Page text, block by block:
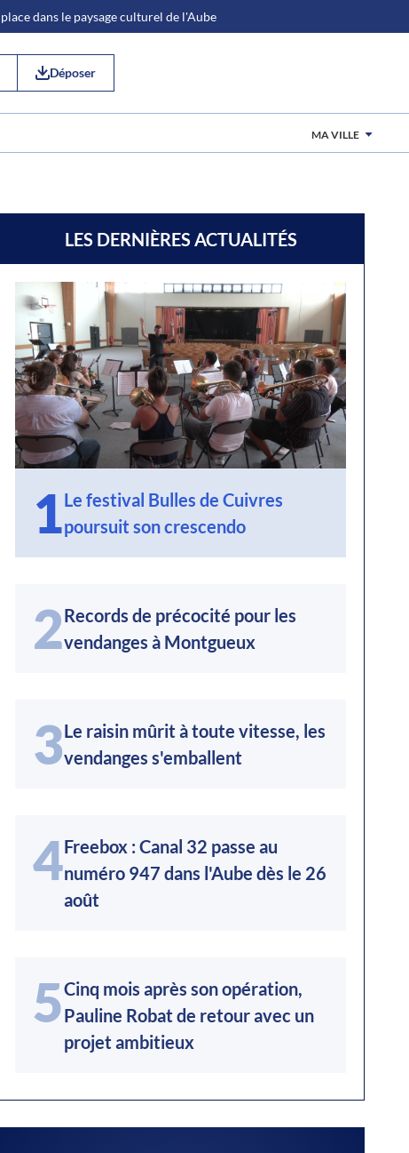
dans le paysage culturel de l'Aube
Déposer
MA VILLE
LES DERNIÈRES ACTUALITÉS
1Le festival Bulles de Cuivres
poursuit son crescendo
2Records de précocité pour les
vendanges à Montgueux
3Le raisin mûrit à toute vitesse, les
vendanges s'emballent
4Freebox : Canal 32 passe au
numéro 947 dans l'Aube dès le 26
août
5Cinq mois après son opération,
Pauline Robat de retour avec un
projet ambitieux